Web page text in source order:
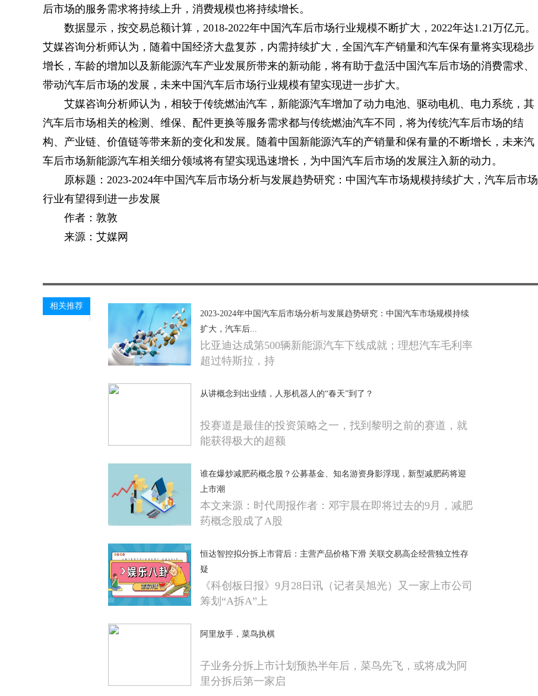
后市场的服务需求将持续上升，消费规模也将持续增长。
数据显示，按交易总额计算，2018-2022年中国汽车后市场行业规模不断扩大，2022年达1.21万亿元。
艾媒咨询分析师认为，随着中国经济大盘复苏，内需持续扩大，全国汽车产销量和汽车保有量将实现稳步
增长，车龄的增加以及新能源汽车产业发展所带来的新动能，将有助于盘活中国汽车后市场的消费需求、
带动汽车后市场的发展，未来中国汽车后市场行业规模有望实现进一步扩大。
艾媒咨询分析师认为，相较于传统燃油汽车，新能源汽车增加了动力电池、驱动电机、电力系统，其
汽车后市场相关的检测、维保、配件更换等服务需求都与传统燃油汽车不同，将为传统汽车后市场的结
构、产业链、价值链等带来新的变化和发展。随着中国新能源汽车的产销量和保有量的不断增长，未来汽
车后市场新能源汽车相关细分领域将有望实现迅速增长，为中国汽车后市场的发展注入新的动力。
原标题：2023-2024年中国汽车后市场分析与发展趋势研究：中国汽车市场规模持续扩大，汽车后市场
行业有望得到进一步发展
作者：敦敦
来源：艾媒网
相关推荐
2023-2024年中国汽车后市场分析与发展趋势研究：中国汽车市场规模持续
扩大，汽车后...
比亚迪达成第500辆新能源汽车下线成就；理想汽车毛利率
超过特斯拉，持
从讲概念到出业绩，人形机器人的“春天”到了？
投赛道是最佳的投资策略之一，找到黎明之前的赛道，就
能获得极大的超额
谁在爆炒减肥药概念股？公募基金、知名游资身影浮现，新型减肥药将迎
上市潮
本文来源：时代周报作者：邓宇晨在即将过去的9月，减肥
药概念股成了A股
恒达智控拟分拆上市背后：主营产品价格下滑 关联交易高企经营独立性存
疑
《科创板日报》9月28日讯（记者吴旭光）又一家上市公司
筹划“A拆A”上
阿里放手，菜鸟执棋
子业务分拆上市计划预热半年后，菜鸟先飞，或将成为阿
里分拆后第一家启